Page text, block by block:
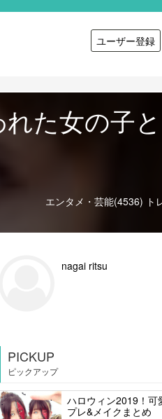
ユーザー登録
た女の子と
エンタメ・芸能(4536) ト
nagai ritsu
PICKUP
ピックアップ
ハロウィン2019！可
プレ&メイクまとめ